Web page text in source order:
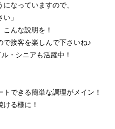
なっていますので、
」
こんな説明を！
接客を楽しんで下さいね♪
・シニアも活躍中！
できる簡単な調理がメイン！
る様に！